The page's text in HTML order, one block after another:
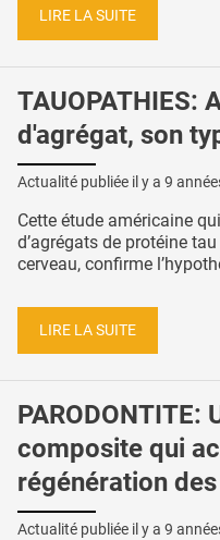
LIRE LA SUITE
TAUOPATHIES:
d'agrégat, son
Actualité publiée il y a 9
Cette étude américaine
d’agrégats de protéine
cerveau, confirme
LIRE LA SUITE
PARODONTITE:
composite qui
régénération
Actualité publiée il y a 9